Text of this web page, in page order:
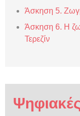
Άσκηση 5.
Άσκηση 6. Η
Τερεζίν